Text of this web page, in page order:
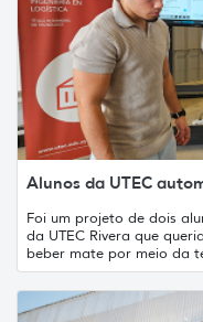
Alunos da UTEC
Foi um projeto de dois
da UTEC Rivera que
beber mate por meio da